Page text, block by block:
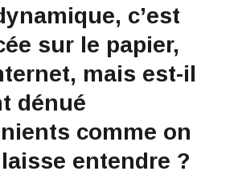
c’est
sur le papier,
mais est-il
dénué
comme on
entendre ?